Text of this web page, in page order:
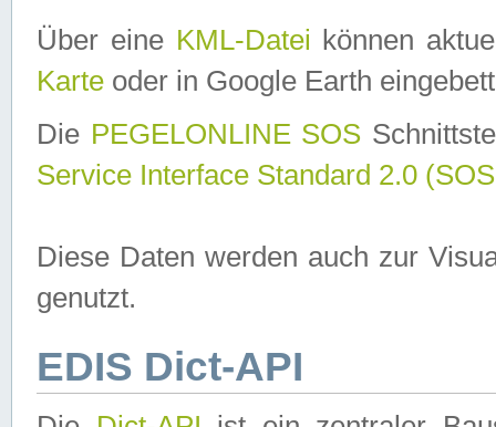
Über eine KML-Datei können
Karte oder in Google Earth
Die PEGELONLINE SOS
Service Interface Standard 2.0
Diese Daten werden auch zur
genutzt.
EDIS Dict-API